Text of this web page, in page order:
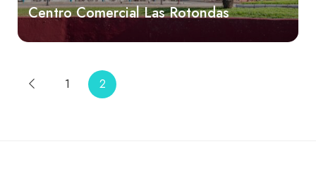
Centro Comercial Las Rotondas
1 2